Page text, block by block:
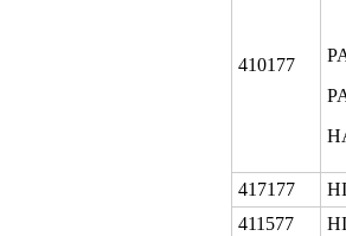
410177
417177
411577